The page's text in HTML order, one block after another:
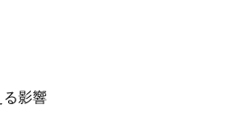
る影響